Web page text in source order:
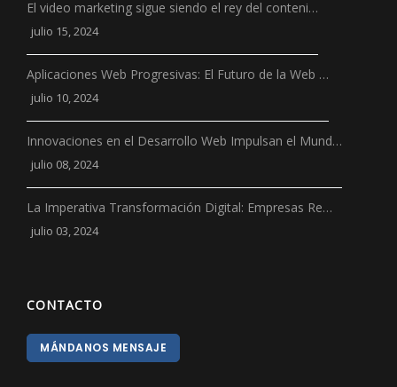
El video marketing sigue siendo el rey del conteni…
julio 15, 2024
Aplicaciones Web Progresivas: El Futuro de la Web …
julio 10, 2024
Innovaciones en el Desarrollo Web Impulsan el Mund…
julio 08, 2024
La Imperativa Transformación Digital: Empresas Re…
julio 03, 2024
CONTACTO
MÁNDANOS MENSAJE